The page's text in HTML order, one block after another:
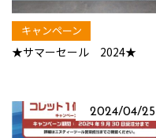
キャンペーン
★サマーセール 2024★
2024/04/25